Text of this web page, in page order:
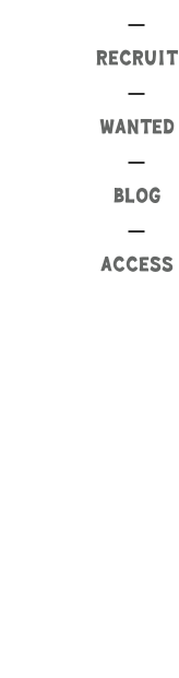
RECRUIT
WANTED
BLOG
ACCESS